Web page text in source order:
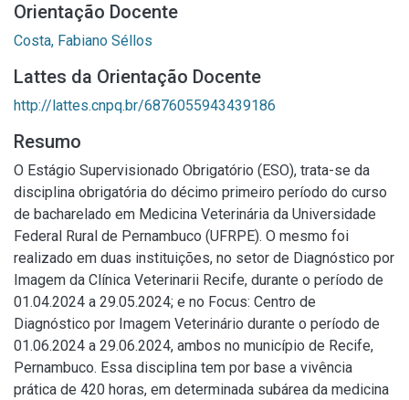
Orientação Docente
Costa, Fabiano Séllos
Lattes da Orientação Docente
http://lattes.cnpq.br/6876055943439186
Resumo
O Estágio Supervisionado Obrigatório (ESO), trata-se da
disciplina obrigatória do décimo primeiro período do curso
de bacharelado em Medicina Veterinária da Universidade
Federal Rural de Pernambuco (UFRPE). O mesmo foi
realizado em duas instituições, no setor de Diagnóstico por
Imagem da Clínica Veterinarii Recife, durante o período de
01.04.2024 a 29.05.2024; e no Focus: Centro de
Diagnóstico por Imagem Veterinário durante o período de
01.06.2024 a 29.06.2024, ambos no município de Recife,
Pernambuco. Essa disciplina tem por base a vivência
prática de 420 horas, em determinada subárea da medicina